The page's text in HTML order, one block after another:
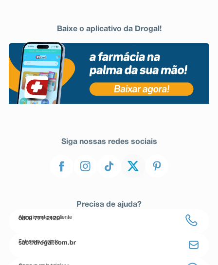
Baixe o aplicativo da Drogal!
Siga nossas redes sociais
Precisa de ajuda?
Atendimento ao cliente
0800 771 2120
Entre em contato
sac@drogal.com.br